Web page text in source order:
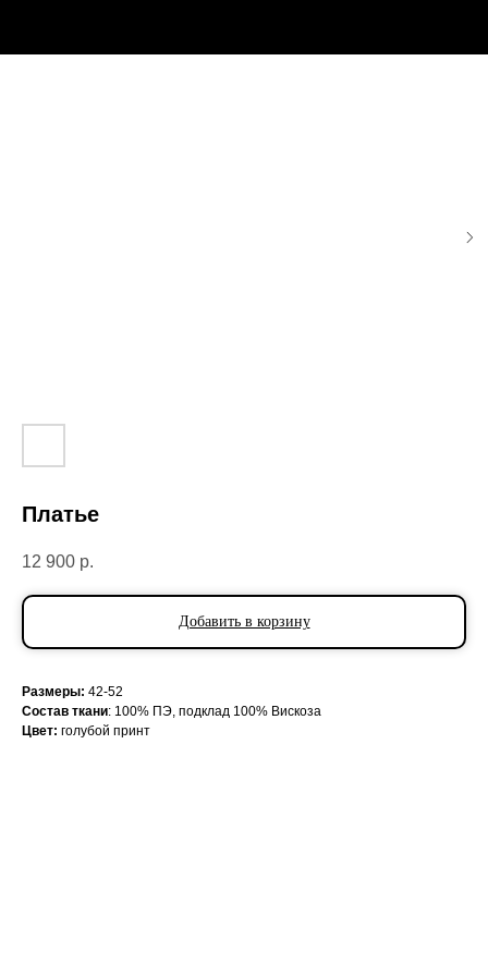
Платье
12 900 р.
Добавить в корзину
Размеры: 42-52
Состав ткани: 100% ПЭ, подклад 100% Вискоза
Цвет: голубой принт